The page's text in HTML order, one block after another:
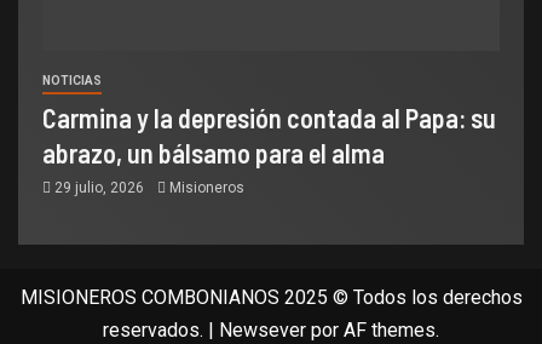
NOTICIAS
Carmina y la depresión contada al Papa: su
abrazo, un bálsamo para el alma
29 julio, 2026 Misioneros
MISIONEROS COMBONIANOS 2025 © Todos los derechos
reservados. | Newsever por AF themes.